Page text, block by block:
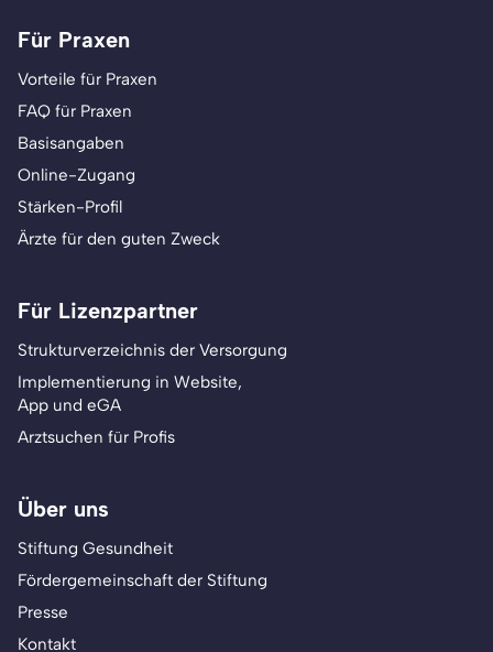
Für Praxen
Vorteile für Praxen
FAQ für Praxen
Basisangaben
Online-Zugang
Stärken-Profil
Ärzte für den guten Zweck
Für Lizenzpartner
Strukturverzeichnis der Versorgung
Implementierung in Website,
App und eGA
Arztsuchen für Profis
Über uns
Stiftung Gesundheit
Fördergemeinschaft der Stiftung
Presse
Kontakt